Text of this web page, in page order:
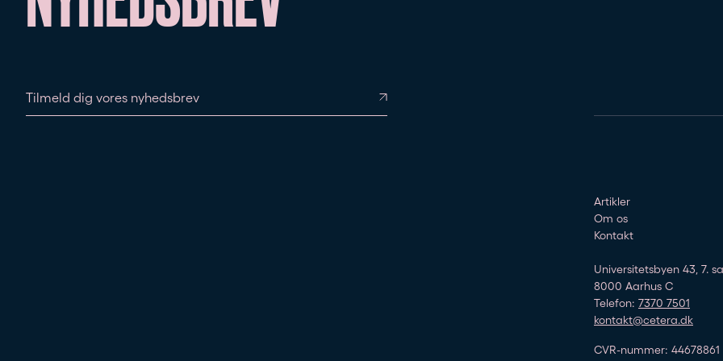
Tilmeld dig vores nyhedsbrev
Artikler
Om os
Kontakt
Universitetsbyen 43, 7.
8000 Aarhus C
Telefon: 7370 7501
kontakt@cetera.dk
CVR-nummer: 44678861